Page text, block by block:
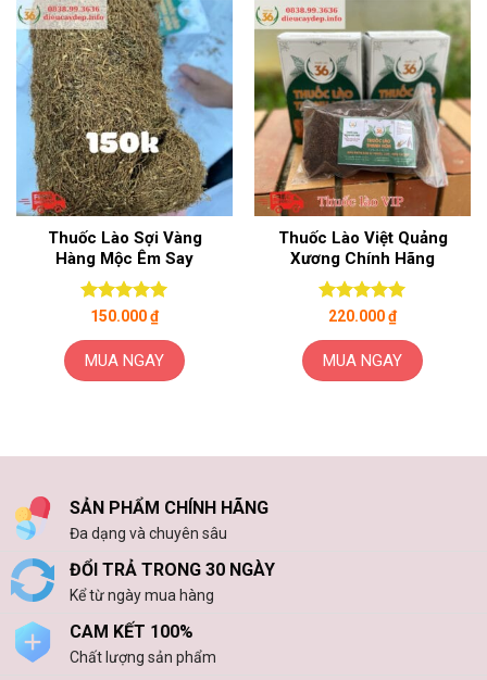
Thuốc Lào Sợi Vàng
Hàng Mộc Êm Say
Được xếp
150.000₫
MUA NGAY
Thuốc Lào Việt Quảng
Xương Chính Hãng
Được xếp
220.000₫
MUA NGAY
SẢN PHẨM CHÍNH HÃNG
Đa dạng và chuyên sâu
ĐỔI TRẢ TRONG 30 NGÀY
Kể từ ngày mua hàng
CAM KẾT 100%
Chất lượng sản phẩm